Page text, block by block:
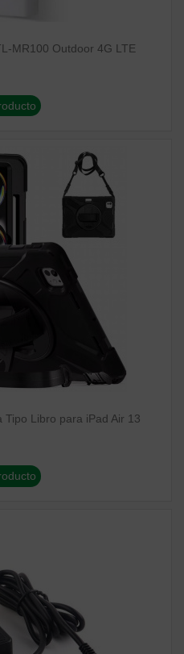
MR100 Outdoor 4G LTE
Libro para iPad Air 13